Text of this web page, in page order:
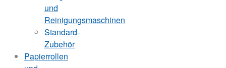
und
Reinigungsmaschinen
Standard-
Zubehör
Papierrollen